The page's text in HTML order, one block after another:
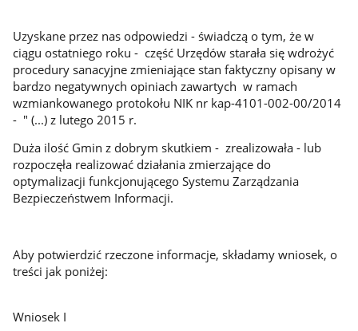
Uzyskane przez nas odpowiedzi - świadczą o tym, że w
ciągu ostatniego roku - część Urzędów starała się wdrożyć
procedury sanacyjne zmieniające stan faktyczny opisany w
bardzo negatywnych opiniach zawartych w ramach
wzmiankowanego protokołu NIK nr kap-4101-002-00/2014
- " (...) z lutego 2015 r.
Duża ilość Gmin z dobrym skutkiem - zrealizowała - lub
rozpoczęła realizować działania zmierzające do
optymalizacji funkcjonującego Systemu Zarządzania
Bezpieczeństwem Informacji.
Aby potwierdzić rzeczone informacje, składamy wniosek, o
treści jak poniżej:
Wniosek I